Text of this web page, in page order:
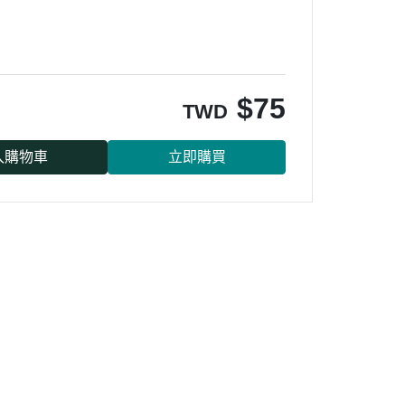
TWD $75
購物車 立即購買